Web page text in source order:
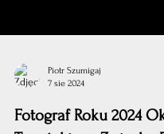
7 sie 2024